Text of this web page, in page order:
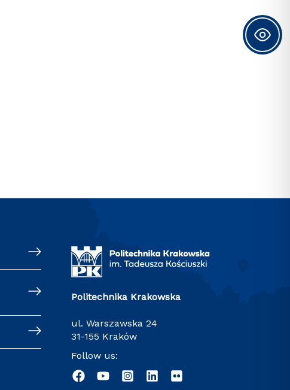
Politechnika Krakowska
ul. Warszawska 24
31-155 Kraków
Follow us: